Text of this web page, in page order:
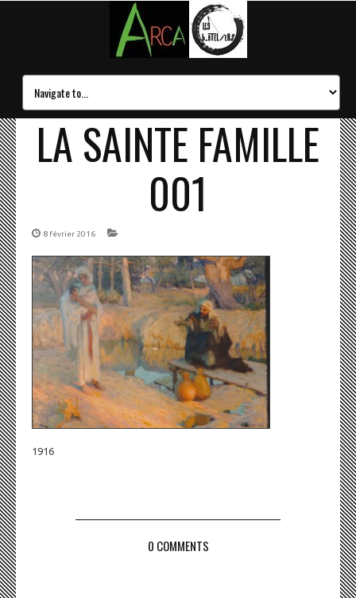
LA SAINTE FAMILLE
001
8 février 2016
1916
0 COMMENTS